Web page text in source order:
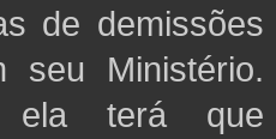
de demissões
seu Ministério.
ela terá que